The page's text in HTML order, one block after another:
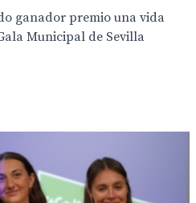
ganador premio una vida
Municipal de Sevilla